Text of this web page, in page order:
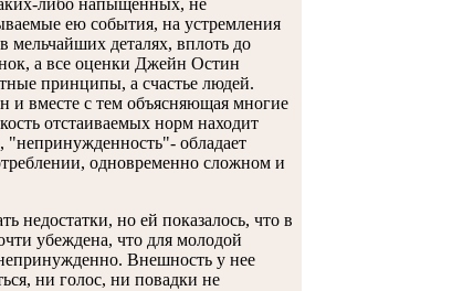
либо напыщенных, не
ею события, на устремления
мельчайших деталях, вплоть до
а все оценки Джейн Остин
принципы, а счастье людей.
и вместе с тем объясняющая многие
отстаиваемых норм находит
обладает
одновременно сложном и
недостатки, но ей показалось, что в
убеждена, что для молодой
Внешность у нее
ни голос, ни повадки не